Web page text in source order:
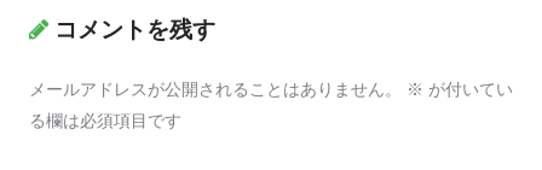
コメントを残す
メールアドレスが公開されることはありません。 ※ が付いてい
る欄は必須項目です